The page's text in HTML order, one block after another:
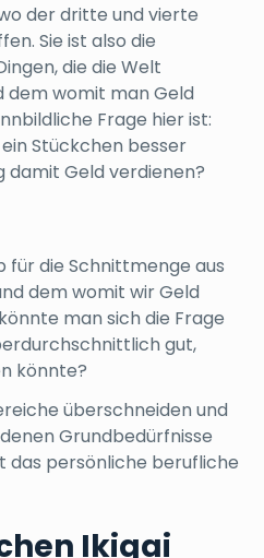
der dritte und vierte
Sie ist also die
die die Welt
dem womit man Geld
Frage hier ist:
Stückchen besser
damit Geld verdienen?
die Schnittmenge aus
dem womit wir Geld
man sich die Frage
gut,
könnte?
überschneiden und
Grundbedürfnisse
das persönliche berufliche
Ikigai